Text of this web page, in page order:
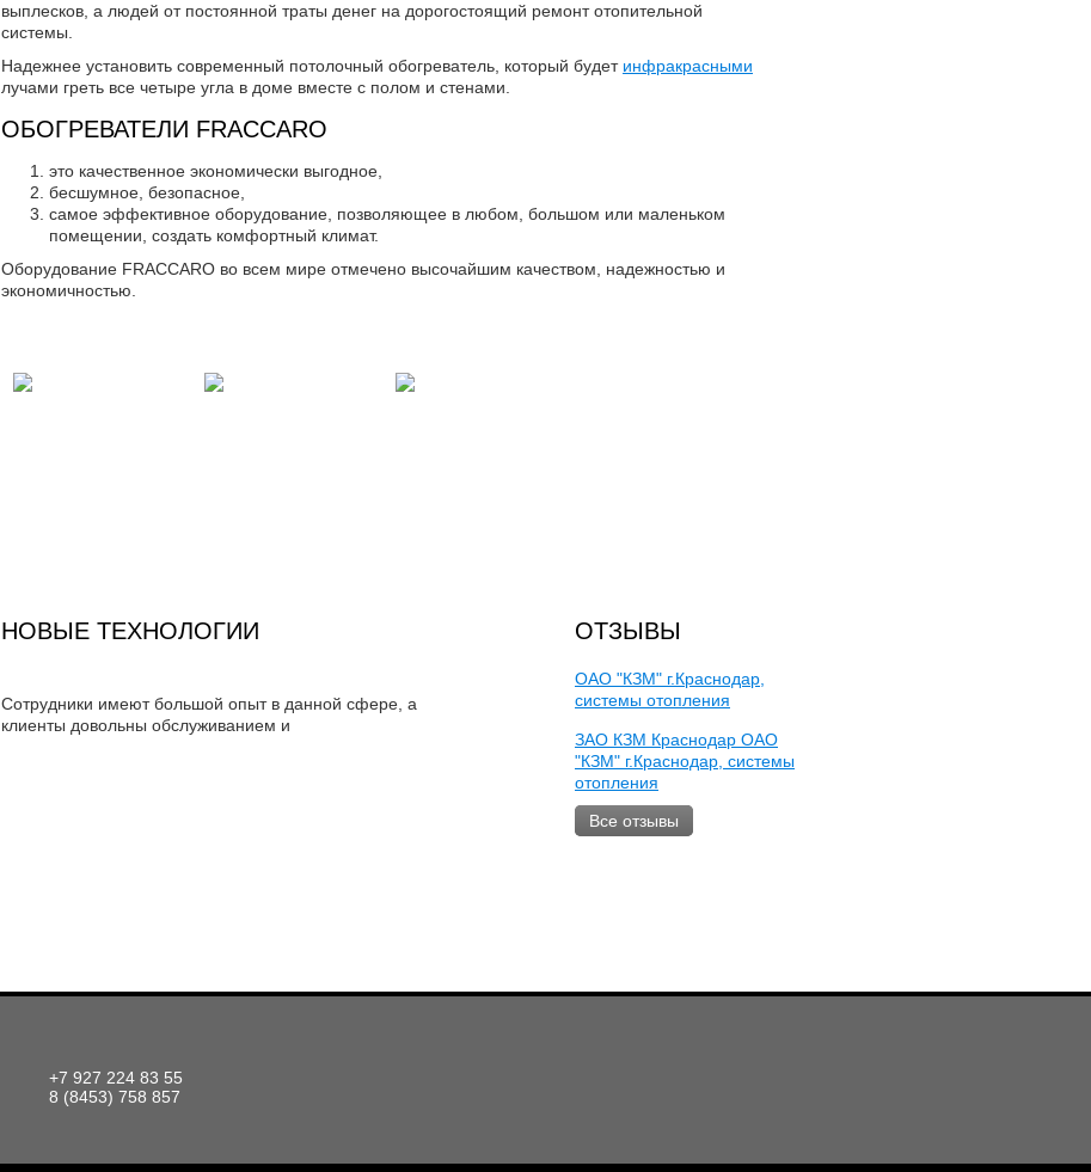
выплесков, а людей от постоянной траты денег на дорогостоящий ремонт отопительной
системы.
Надежнее установить современный потолочный обогреватель, который будет инфракрасными
лучами греть все четыре угла в доме вместе с полом и стенами.
ОБОГРЕВАТЕЛИ FRACCARO
это качественное экономически выгодное,
бесшумное, безопасное,
самое эффективное оборудование, позволяющее в любом, большом или маленьком
помещении, создать комфортный климат.
Оборудование FRACCARO во всем мире отмечено высочайшим качеством, надежностью и
экономичностью.
НОВЫЕ ТЕХНОЛОГИИ
Сотрудники имеют большой опыт в данной сфере, а
клиенты довольны обслуживанием и
ОТЗЫВЫ
ОАО "КЗМ" г.Краснодар,
системы отопления
ЗАО КЗМ Краснодар ОАО
"КЗМ" г.Краснодар, системы
отопления
Все отзывы
+7 927 224 83 55
8 (8453) 758 857